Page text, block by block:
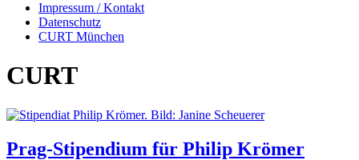
Impressum / Kontakt
Datenschutz
CURT München
CURT
Prag-Stipendium für Philip Krömer